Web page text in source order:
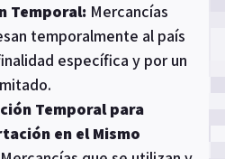
Temporal: Mercancías
temporalmente al país
específica y por un
Temporal para
en el Mismo